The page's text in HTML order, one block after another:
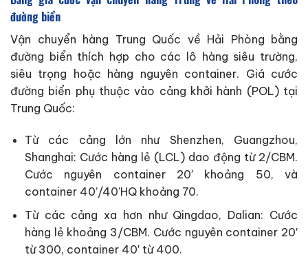
đường biển
Vận chuyển hàng Trung Quốc về Hải Phòng bằng
đường biển thích hợp cho các lô hàng siêu trường,
siêu trọng hoặc hàng nguyên container. Giá cước
đường biển phụ thuộc vào cảng khởi hành (POL) tại
Trung Quốc:
Từ các cảng lớn như Shenzhen, Guangzhou,
Shanghai: Cước hàng lẻ (LCL) dao động từ 2/CBM.
Cước nguyên container 20′ khoảng 50, và
container 40’/40’HQ khoảng 70.
Từ các cảng xa hơn như Qingdao, Dalian: Cước
hàng lẻ khoảng 3/CBM. Cước nguyên container 20′
từ 300, container 40′ từ 400.